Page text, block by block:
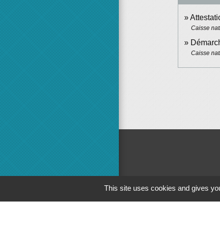
Caisse
Caisse
This site uses cookies and gives